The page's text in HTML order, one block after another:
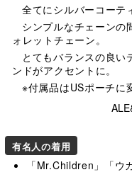
全てにシルバーコーテ
シンプルなチェーンの
ォレットチェーン。
とてもバランスの良い
ンドがアクセントに。
※付属品はUSポーチに
有名人の着用
「Mr.Children」「ウ